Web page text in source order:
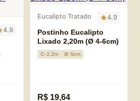
4.9
Eucalipto Tratado 4.9
Postinho Eucalipto
Lixado 2,20m (Ø 4-6cm)
C: 2.2m Ø: 5cm
R$ 19,64